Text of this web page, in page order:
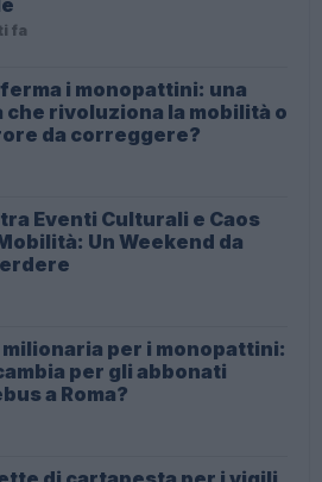
fa
ferma i monopattini: una
che rivoluziona la mobilità o
da correggere?
tra Eventi Culturali e Caos
Un Weekend da
per i monopattini:
per gli abbonati
a Roma?